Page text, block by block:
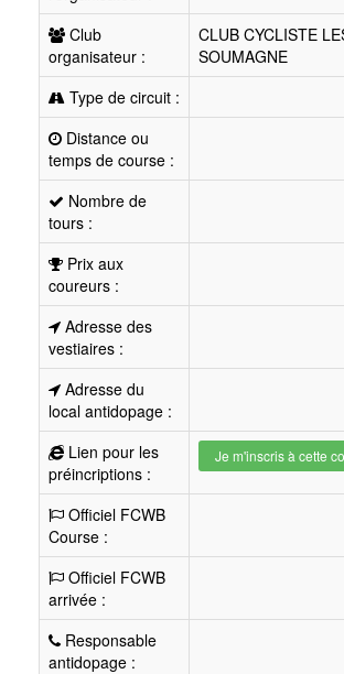
Club
organisateur :
CLUB CYCLISTE
SOUMAGNE
Type de circuit :
Distance ou
temps de course :
Nombre de
tours :
Prix aux
coureurs :
Adresse des
vestiaires :
Adresse du
local antidopage :
Lien pour les
préincriptions :
Je m'inscris à cette
Officiel FCWB
Course :
Officiel FCWB
arrivée :
Responsable
antidopage :